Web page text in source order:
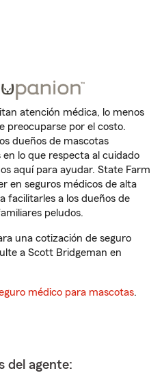
atención médica, lo menos
preocuparse por el costo.
dueños de mascotas
lo que respecta al cuidado
aquí para ayudar. State Farm
en seguros médicos de alta
facilitarles a los dueños de
peludos.
una cotización de seguro
a Scott Bridgeman en
médico para mascotas.
del agente: